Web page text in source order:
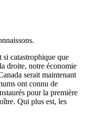
si catastrophique que
droite, notre économie
serait maintenant
ont connu de
pour la première
Qui plus est, les